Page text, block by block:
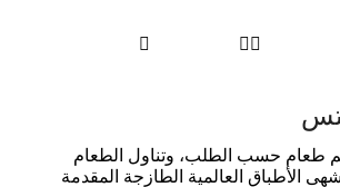
 

طعام حسب الطلب، وتناول الطعام
الأطباق العالمية الطازجة المقدمة